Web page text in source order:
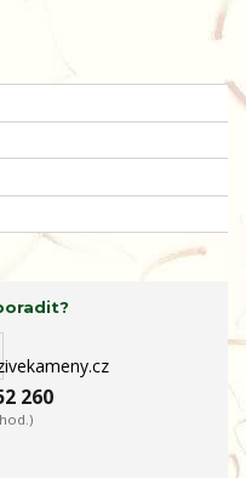
260